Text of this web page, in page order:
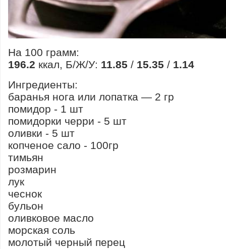
На 100 грамм:
196.2 ккал, Б/Ж/У: 11.85 / 15.35 / 1.14
Ингредиенты:
баранья нога или лопатка — 2 гр
помидор - 1 шт
помидорки черри - 5 шт
оливки - 5 шт
копченое сало - 100гр
тимьян
розмарин
лук
чеснок
бульон
оливковое масло
морская соль
молотый черный перец